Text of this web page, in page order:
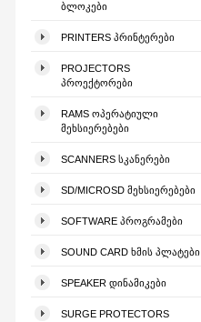
ᲑᲚᲝᲙᲔᲑᲘ
PRINTERS ᲞᲠᲘᲜᲢᲔᲠᲔᲑᲘ
PROJECTORS
ᲞᲠᲝᲔᲥᲢᲝᲠᲔᲑᲘ
RAMS ᲝᲞᲔᲠᲐᲢᲘᲣᲚᲘ
ᲛᲔᲮᲡᲘᲔᲠᲔᲑᲔᲑᲘ
SCANNERS ᲡᲙᲐᲜᲔᲠᲔᲑᲘ
SD/MICROSD ᲛᲔᲮᲡᲘᲔᲠᲔᲑᲔᲑᲘ
SOFTWARE ᲞᲠᲝᲒᲠᲐᲛᲔᲑᲘ
SOUND CARD ᲮᲛᲘᲡ ᲞᲚᲐᲢᲔᲑᲘ
SPEAKER ᲓᲘᲜᲐᲛᲘᲙᲔᲑᲘ
SURGE PROTECTORS